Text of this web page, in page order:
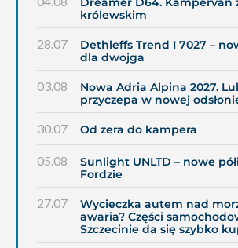
królewskim
28.07
Dethleffs Trend I 7027 –
dla dwojga
03.08
Nowa Adria Alpina 2027.
przyczepa w nowej
30.07 Od zera do kampera
05.08
Sunlight UNLTD – nowe
Fordzie
27.07
Wycieczka autem nad
awaria? Części
Szczecinie da się szybko